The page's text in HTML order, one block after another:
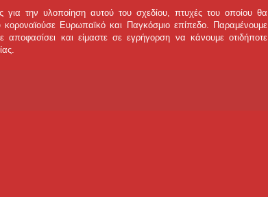
για την υλοποίηση αυτού του σχεδίου, πτυχές του οποίου θα
Ευρωπαϊκό και Παγκόσμιο επίπεδο. Παραμένουμε
αποφασίσει και είμαστε σε εγρήγορση να κάνουμε οτιδήποτε